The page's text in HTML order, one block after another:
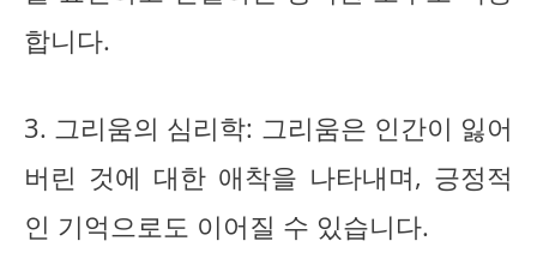
합니다.
3. 그리움의 심리학: 그리움은 인간이 잃어
버린 것에 대한 애착을 나타내며, 긍정적
인 기억으로도 이어질 수 있습니다.